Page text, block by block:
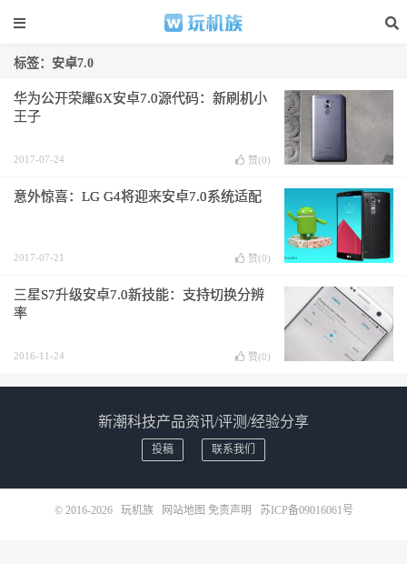
标签：安卓7.0
华为公开荣耀6X安卓7.0源代码：新刷机小
王子
2017-07-24 赞(0)
意外惊喜：LG G4将迎来安卓7.0系统适配
2017-07-21 赞(0)
三星S7升级安卓7.0新技能：支持切换分辨
率
2016-11-24 赞(0)
新潮科技产品资讯/评测/经验分享
投稿 联系我们
© 2016-2026 玩机族 网站地图 免责声明 苏ICP备09016061号